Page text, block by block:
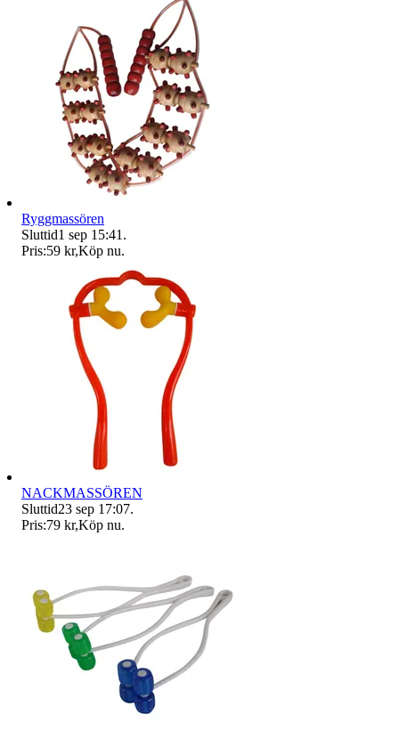
Ryggmassören
Sluttid1 sep 15:41 .
Pris:59 kr,Köp nu.
NACKMASSÖREN
Sluttid23 sep 17:07.
Pris:79 kr,Köp nu.